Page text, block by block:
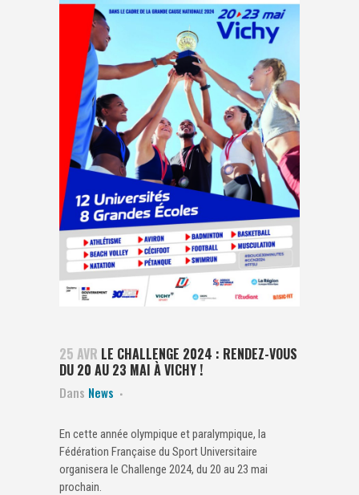
25 AVR LE CHALLENGE 2024 : RENDEZ-VOUS
DU 20 AU 23 MAI À VICHY !
Dans News
En cette année olympique et paralympique, la
Fédération Française du Sport Universitaire
organisera le Challenge 2024, du 20 au 23 mai
prochain.